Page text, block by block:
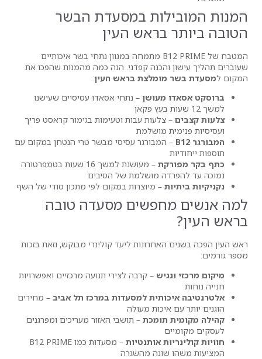
במסעדת הבשר
העין
המטבח של B12 PRIME מתמחה במגוון נתחי בשר איכותיים
קפדני. הנה כמה מהמנות שהפכו את
בראש העין :
מעושן– נתחי אסאדו עסיסיים שעישנו
עבות וטעימות בגימור קראסט פריך
עסיסי מבשר טרי הנטחן במקום עם
– מעושנת למשך 16 שעות בטמפרטורה
מושלמת של הסיבים
– מיוצרות במקום לפי מתכון סודי של השף
מסעדה טובה
ליעד קולינרי מבוקש, וזאת בזכות
– קרבה לצירי תנועה מרכזיים ואפשרויות
למסעדות במרכז תל אביב– מחירים
מעולה
– תושבי האזור מעריכים ומפרגנים
אותנטיות
– מסעדות כמו B12 PRIME
מהשגרה